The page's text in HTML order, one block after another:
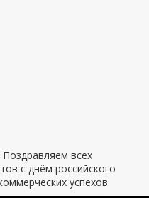
всех
с днём российского
успехов.